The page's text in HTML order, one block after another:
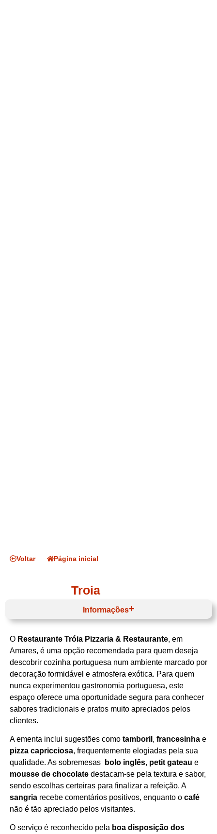
Voltar Página inicial
Troia
O Restaurante Tróia Pizzaria & Restaurante, em
Amares, é uma opção recomendada para quem deseja
descobrir cozinha portuguesa num ambiente marcado por
decoração formidável e atmosfera exótica. Para quem
nunca experimentou gastronomia portuguesa, este
espaço oferece uma oportunidade segura para conhecer
sabores tradicionais e pratos muito apreciados pelos
clientes.
A ementa inclui sugestões como tamboril , francesinha e
pizza capricciosa, frequentemente elogiadas pela sua
qualidade. As sobremesas
bolo inglês, petit gateau e
mousse de chocolate destacam‑se pela textura e sabor,
sendo escolhas certeiras para finalizar a refeição. A
sangria recebe comentários positivos, enquanto o café
não é tão apreciado pelos visitantes.
O serviço é reconhecido pela boa disposição dos
Informações
Horário de funcionamento